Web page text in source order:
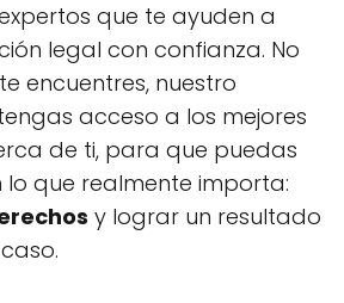
que te ayuden a
legal con confianza. No
encuentres, nuestro
acceso a los mejores
de ti, para que puedas
que realmente importa:
y lograr un resultado